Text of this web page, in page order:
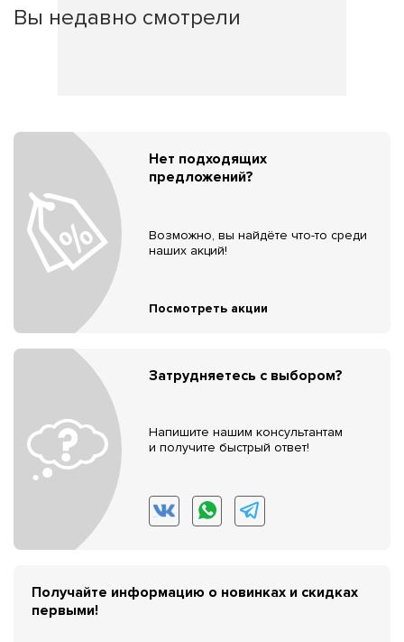
Вы недавно смотрели
Нет подходящих
предложений?
Возможно, вы найдёте что-то среди
наших акций!
Посмотреть акции
Затрудняетесь с выбором?
Напишите нашим консультантам
и получите быстрый ответ!
Получайте информацию о новинках и скидках
первыми!